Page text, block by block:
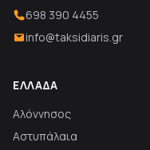
698 390 4455
info@taksidiaris.gr
ΕΛΛΆΔΑ
Αλόννησος
Αστυπάλαια